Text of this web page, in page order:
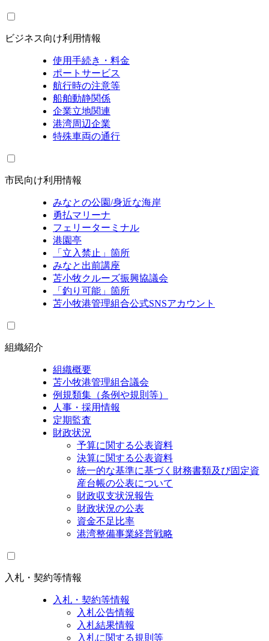
ビジネス向け利用情報
使用手続き・料金
ポートサービス
航行時の注意等
船舶動静関係
企業立地関連
港湾周辺企業
特殊車両の通行
市民向け利用情報
みなとの公園/身近な海岸
勇払マリーナ
フェリーターミナル
港園亭
「立入禁止」箇所
みなと出前講座
苫小牧クルーズ振興協議会
「釣り可能」箇所
苫小牧港管理組合公式SNSアカウント
組織紹介
組織概要
苫小牧港管理組合議会
例規類集（条例や規則等）
人事・採用情報
定期監査
財政状況
予算に関する公表資料
決算に関する公表資料
統一的な基準に基づく財務書類及び固定資
産台帳の公表について
財政収支状況報告
財政状況の公表
資金不足比率
港湾整備事業経営戦略
入札・契約等情報
入札・契約等情報
入札公告情報
入札結果情報
入札に関する規則等